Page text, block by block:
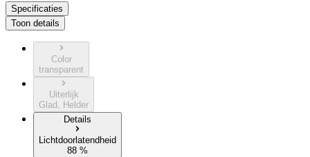
Specificaties
Toon details
Color
transparent
Uiterlijk
Glad, Helder
Details
Lichtdoorlatendheid
88 %